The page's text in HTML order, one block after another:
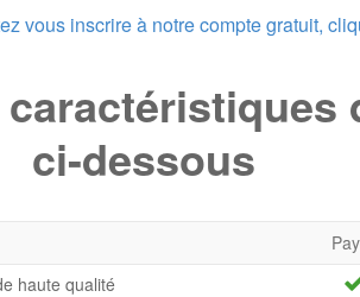
vous inscrire à notre compte gratuit,
ci-dessous
haute qualité